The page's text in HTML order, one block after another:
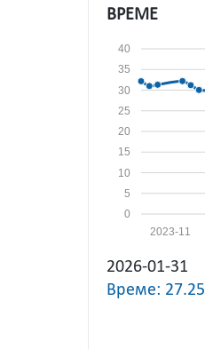
ВРЕМЕ
0
5
10
15
20
25
30
35
40
2023-11
2026-01-31
Време: 27.25